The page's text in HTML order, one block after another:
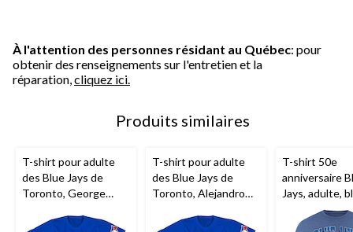
À l'attention des personnes résidant au Québec: pour
obtenir des renseignements sur l'entretien et la
réparation, cliquez ici.
Produits similaires
T-shirt pour adulte
des Blue Jays de
Toronto, George
T-shirt pour adulte
des Blue Jays de
Toronto, Alejandro
T-shirt 50e
anniversaire
Jays, adulte,